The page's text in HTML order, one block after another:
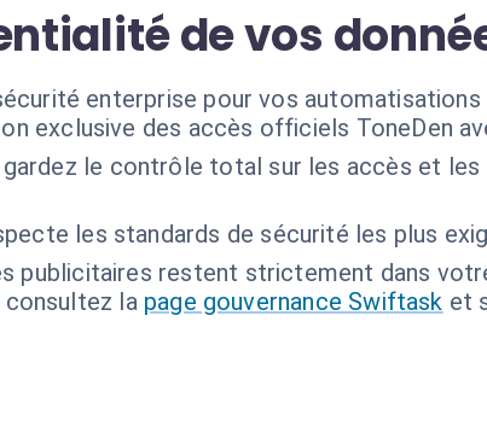
de vos
enterprise pour vos automatisations
exclusive des accès officiels ToneDen
le contrôle total sur les accès et
les standards de sécurité les plus
publicitaires restent strictement dans
la page gouvernance Swiftask et